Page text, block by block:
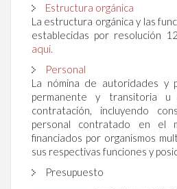
Estructura orgánica
La estructura orgánica y las
establecidas por resolución
aqui.
Personal
La nómina de autoridades y
permanente y transitoria
contratación, incluyendo
personal contratado en el
financiados por organismos
sus respectivas funciones y
Presupuesto